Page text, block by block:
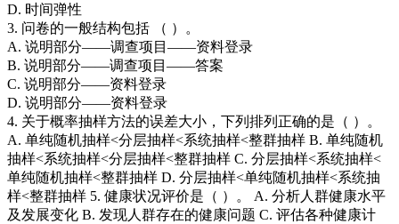
D. 时间弹性
3. 问卷的一般结构包括 （ ）。
A. 说明部分——调查项目——资料登录
B. 说明部分——调查项目——答案
C. 说明部分——资料登录
D. 说明部分——资料登录
4. 关于概率抽样方法的误差大小，下列排列正确的是（ ）。
A. 单纯随机抽样<分层抽样<系统抽样<整群抽样 B. 单纯随机
抽样<系统抽样<分层抽样<整群抽样 C. 分层抽样<系统抽样<
单纯随机抽样<整群抽样 D. 分层抽样<单纯随机抽样<系统抽
样<整群抽样 5. 健康状况评价是（ ）。 A. 分析人群健康水平
及发展变化 B. 发现人群存在的健康问题 C. 评估各种健康计